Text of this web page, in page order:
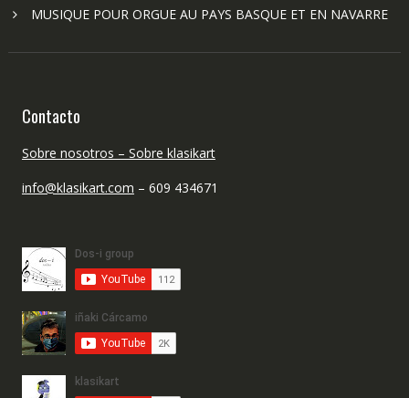
MUSIQUE POUR ORGUE AU PAYS BASQUE ET EN NAVARRE
Contacto
Sobre nosotros – Sobre klasikart
info@klasikart.com – 609 434671